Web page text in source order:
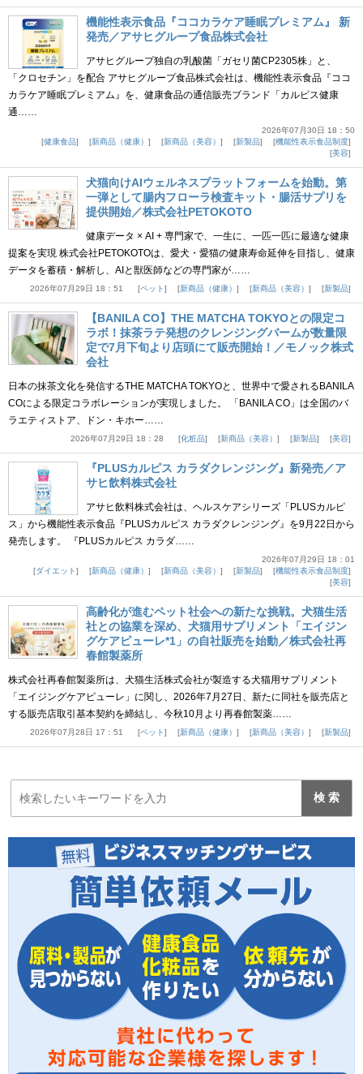
機能性表示食品『ココカラケア睡眠プレミアム』 新
発売／アサヒグループ食品株式会社
アサヒグループ独自の乳酸菌「ガセリ菌CP2305株」と、
「クロセチン」を配合 アサヒグループ食品株式会社は、機能性表示食品『ココ
カラケア睡眠プレミアム』を、健康食品の通信販売ブランド「カルピス健康
通……
2026年07月30日 18：50
健康食品
新商品（健康） 新商品（美容） 新製品
機能性表示食品制度
美容
犬猫向けAIウェルネスプラットフォームを始動。第
一弾として腸内フローラ検査キット・腸活サプリを
提供開始／株式会社PETOKOTO
健康データ × AI + 専門家で、一生に、一匹一匹に最適な健康
提案を実現 株式会社PETOKOTOは、愛犬・愛猫の健康寿命延伸を目指し、健康
データを蓄積・解析し、AIと獣医師などの専門家が……
2026年07月29日 18：51 ペット 新商品（健康） 新商品（美容） 新製品
【BANILA CO】THE MATCHA TOKYOとの限定コ
ラボ！抹茶ラテ発想のクレンジングバームが数量限
定で7月下旬より店頭にて販売開始！／モノック株式
会社
日本の抹茶文化を発信するTHE MATCHA TOKYOと、世界中で愛されるBANILA
COによる限定コラボレーションが実現しました。 「BANILA CO」は全国のバ
ラエティストア、ドン・キホー……
2026年07月29日 18：28 化粧品 新商品（美容） 新製品 美容
『PLUSカルピス カラダクレンジング』新発売／ア
サヒ飲料株式会社
アサヒ飲料株式会社は、ヘルスケアシリーズ「PLUSカルピ
ス」から機能性表示食品『PLUSカルピス カラダクレンジング』を9月22日から
発売します。 『PLUSカルピス カラダ……
2026年07月29日 18：01
ダイエット
新商品（健康） 新商品（美容） 新製品
機能性表示食品制度
美容
高齢化が進むペット社会への新たな挑戦。犬猫生活
社との協業を深め、犬猫用サプリメント「エイジン
グケアピューレ*1」の自社販売を始動／株式会社再
春館製薬所
株式会社再春館製薬所は、犬猫生活株式会社が製造する犬猫用サプリメント
「エイジングケアピューレ」に関し、2026年7月27日、新たに同社を販売店と
する販売店取引基本契約を締結し、今秋10月より再春館製薬……
2026年07月28日 17：51 ペット 新商品（健康） 新商品（美容） 新製品